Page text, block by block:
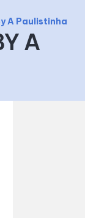
A Paulistinha
A